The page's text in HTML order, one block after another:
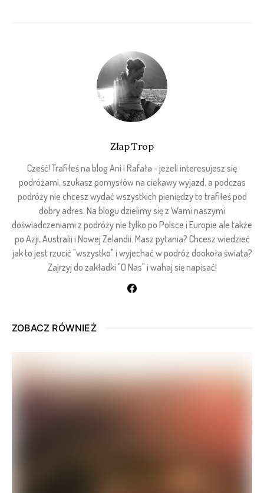
Złap Trop
Cześć! Trafiłeś na blog Ani i Rafała - jeżeli interesujesz się
podróżami, szukasz pomysłów na ciekawy wyjazd, a podczas
podróży nie chcesz wydać wszystkich pieniędzy to trafiłeś pod
dobry adres. Na blogu dzielimy się z Wami naszymi
doświadczeniami z podróży nie tylko po Polsce i Europie ale także
po Azji, Australii i Nowej Zelandii. Masz pytania? Chcesz wiedzieć
jak to jest rzucić "wszystko" i wyjechać w podróż dookoła świata?
Zajrzyj do zakładki "O Nas" i wahaj się napisać!
ZOBACZ RÓWNIEŻ